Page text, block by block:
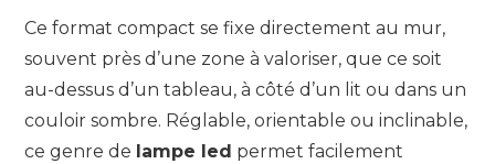
Ce format compact se fixe directement au mur,
souvent près d’une zone à valoriser, que ce soit
au-dessus d’un tableau, à côté d’un lit ou dans un
couloir sombre. Réglable, orientable ou inclinable,
ce genre de lampe led permet facilement